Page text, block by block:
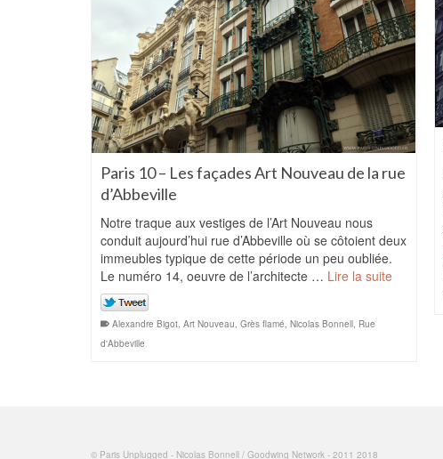
Paris 10 – Les façades Art Nouveau de la rue
d’Abbeville
Notre traque aux vestiges de l’Art Nouveau nous
conduit aujourd’hui rue d’Abbeville où se côtoient deux
immeubles typique de cette période un peu oubliée.
Le numéro 14, oeuvre de l’architecte … Lire la suite
Alexandre Bigot, Art Nouveau, Grès flamé, Nicolas Bonnell, Rue
d'Abbeville
© Paris Unplugged - Nicolas Bonnell / Goodwing Network - 2011 2018